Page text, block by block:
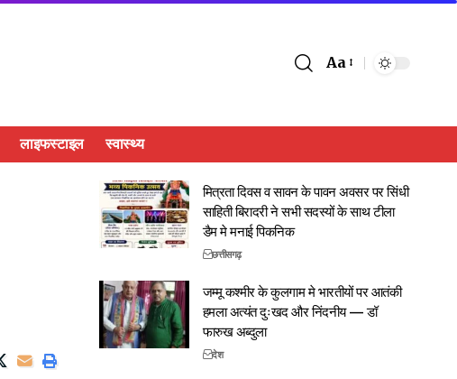
Aa
लाइफस्टाइल स्वास्थ्य
मित्रता दिवस व सावन के पावन अवसर पर सिंधी
साहिती बिरादरी ने सभी सदस्यों के साथ टीला
डैम मे मनाई पिकनिक
छत्तीसगढ़
जम्मू कश्मीर के कुलगाम मे भारतीयों पर आतंकी
हमला अत्यंत दुःखद और निंदनीय — डॉ
फारुख अब्दुला
देश